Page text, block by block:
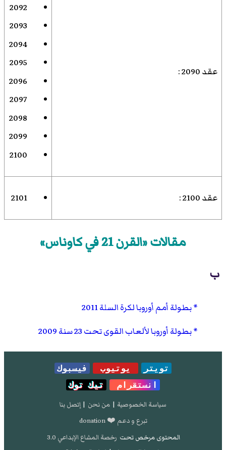
عقد 2090 :
2092
2093
2094
2095
2096
2097
2098
2099
2100
عقد 2100 :
2101
مقالات «القرن 21 في كاوناس»
ب
بطولة أمم أوروبا لكرة السلة 2011
بطولة أوروبا لألعاب القوى تحت 23 سنة 2009
تويتر يوتيوب
فيسبوك
انستقرام
تيك توك
سياسة الخصوصية | من نحن | إتصل بنا
تبرع و دعم ❤️ donation
المحتوى مرخص تحت رخصة المشاع الإبداعي 3.0